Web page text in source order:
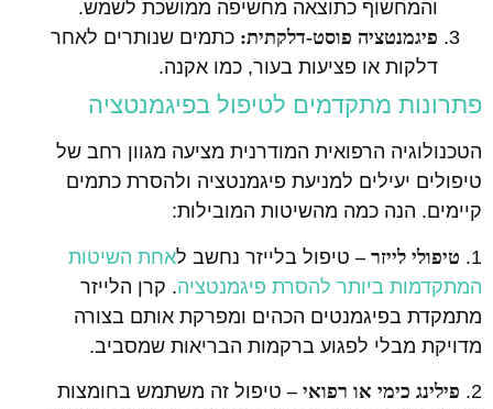
והמחשוף כתוצאה מחשיפה ממושכת לשמש.
פיגמנטציה פוסט-דלקתית:כתמים שנותרים לאחר
דלקות או פציעות בעור, כמו אקנה.
פתרונות מתקדמים לטיפול בפיגמנטציה
הטכנולוגיה הרפואית המודרנית מציעה מגוון רחב של
טיפולים יעילים למניעת פיגמנטציה ולהסרת כתמים
קיימים. הנה כמה מהשיטות המובילות:
טיפולי לייזר –טיפול בלייזר נחשב ל אחת השיטות
המתקדמות ביותר להסרת פיגמנטציה. קרן הלייזר
מתמקדת בפיגמנטים הכהים ומפרקת אותם בצורה
מדויקת מבלי לפגוע ברקמות הבריאות שמסביב.
פילינג כימי או רפואי –טיפול זה משתמש בחומצות